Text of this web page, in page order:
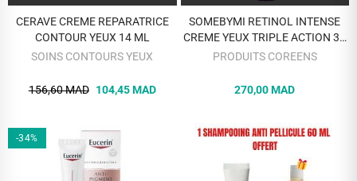
CERAVE CREME REPARATRICE
CONTOUR YEUX 14 ML
SOINS CONTOURS YEUX
156,60 MAD 104,45 MAD
SOMEBYMI RETINOL INTENSE
CREME YEUX TRIPLE ACTION 30
ML
PRODUITS COREENS
270,00 MAD
-34%